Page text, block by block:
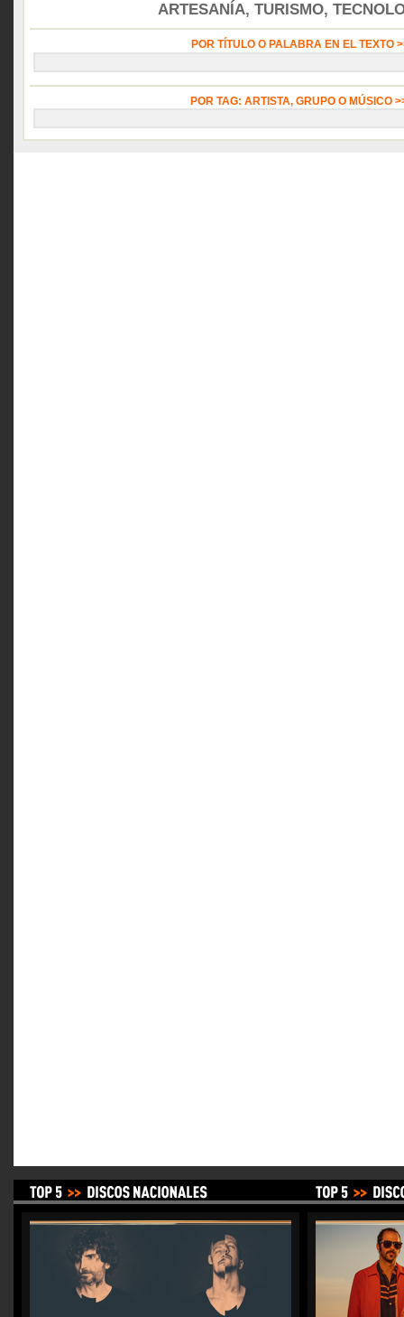
ARTESANÍA, TURISMO,
POR TÍTULO O PALABRA EN EL TEXTO
POR TAG: ARTISTA, GRUPO O MÚSICO